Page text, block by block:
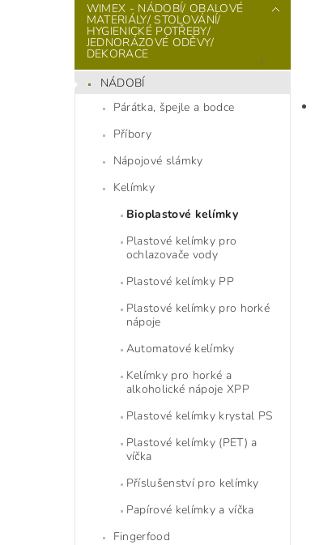
WIMEX - NÁDOBÍ/ OBALOVÉ
MATERIÁLY/ STOLOVÁNÍ/
HYGIENICKÉ POTŘEBY/
JEDNORÁZOVÉ ODĚVY/
DEKORACE
NÁDOBÍ
Párátka, špejle a bodce
Příbory
Nápojové slámky
Kelímky
Bioplastové kelímky
Plastové kelímky pro
ochlazovače vody
Plastové kelímky PP
Plastové kelímky pro horké
nápoje
Automatové kelímky
Kelímky pro horké a
alkoholické nápoje XPP
Plastové kelímky krystal PS
Plastové kelímky (PET) a
víčka
Příslušenství pro kelímky
Papírové kelímky a víčka
Fingerfood